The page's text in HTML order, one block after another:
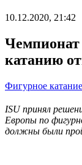
10.12.2020, 21:42
катанию
Фигурное катание
ISU принял
Европы по
должны были